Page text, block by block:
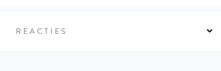
REACTIES